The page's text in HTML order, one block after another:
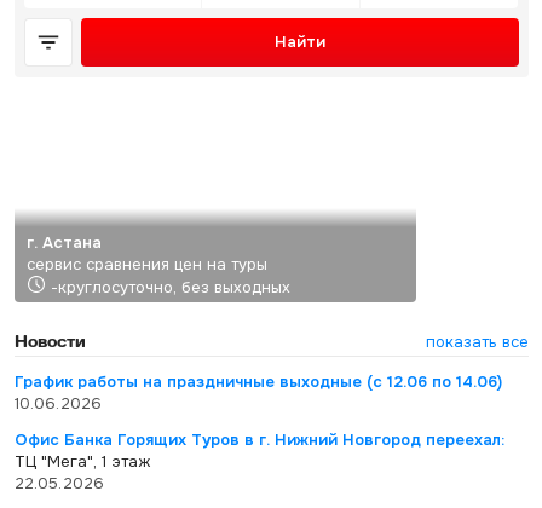
Найти
г. Астана
сервис сравнения цен на туры
-круглосуточно, без выходных
Новости
показать все
График работы на праздничные выходные (с 12.06 по 14.06)
10.06.2026
Офис Банка Горящих Туров в г. Нижний Новгород переехал:
ТЦ "Мега", 1 этаж
22.05.2026